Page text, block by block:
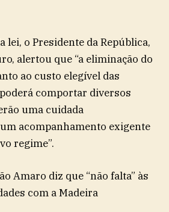
lei, o Presidente da República,
alertou que “a eliminação do
ao custo elegível das
comportar diversos
uma cuidada
acompanhamento exigente
regime”.
Amaro diz que “não falta” às
com a Madeira